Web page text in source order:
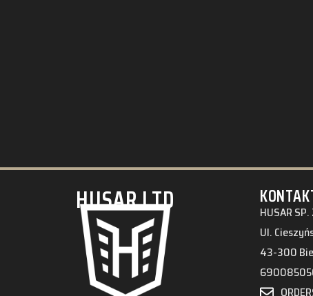
HUSAR.LTD
HUSAR SP.
Ul.
43-300